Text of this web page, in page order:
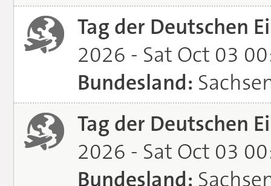
Tag der Deutschen
2026 - Sat Oct 03
Bundesland:
Tag der Deutschen
2026 - Sat Oct 03
Bundesland: